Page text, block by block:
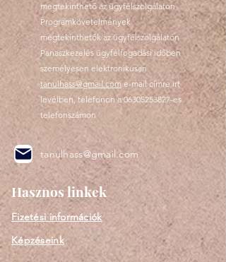
megtekinthető az ügyfélszolgálaton
Programkövetelmények
megtekinthetők az ügyfélszolgálaton
Panaszkezelés ügyfélfogadási időben
személyesen elektronikusan
tanulhass@gmail.come-mail címre írt
levélben, telefonon a06305253827-es
telefonszámon
tanulhass@gmail.com
Hasznos linkek
Fizetési információk
Képzéseink